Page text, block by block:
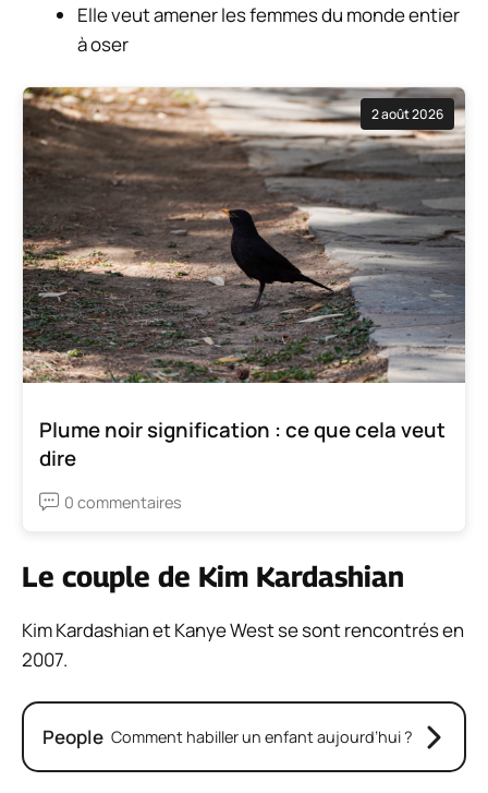
Elle veut amener les femmes du monde entier
à oser
2 août 2026
Plume noir signification : ce que cela veut
dire
0 commentaires
Le couple de Kim Kardashian
Kim Kardashian et Kanye West se sont rencontrés en
2007.
People Comment habiller un enfant aujourd’hui ?